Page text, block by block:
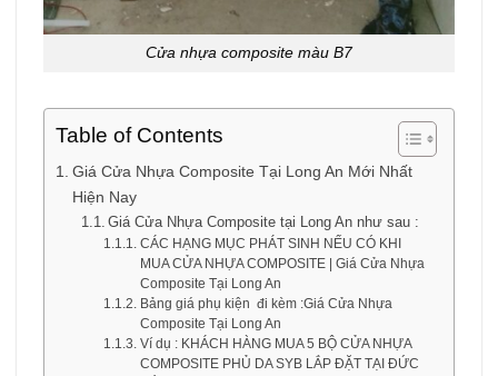
Cửa nhựa composite màu B7
Table of Contents
Giá Cửa Nhựa Composite Tại Long An Mới Nhất
Hiện Nay
Giá Cửa Nhựa Composite tại Long An như sau :
CÁC HẠNG MỤC PHÁT SINH NẾU CÓ KHI
MUA CỬA NHỰA COMPOSITE | Giá Cửa Nhựa
Composite Tại Long An
Bảng giá phụ kiện đi kèm :Giá Cửa Nhựa
Composite Tại Long An
Ví dụ : KHÁCH HÀNG MUA 5 BỘ CỬA NHỰA
COMPOSITE PHỦ DA SYB LẮP ĐẶT TẠI ĐỨC